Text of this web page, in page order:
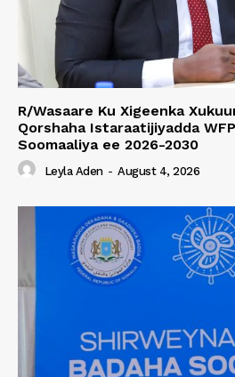
R/Wasaare Ku Xigeenka
Qorshaha Istaraatijiyadda
Soomaaliya ee 2026-2030
Leyla Aden - August 4, 2026